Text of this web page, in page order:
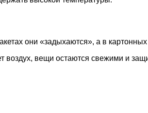
они «задыхаются», а в картонных
воздух, вещи остаются свежими и